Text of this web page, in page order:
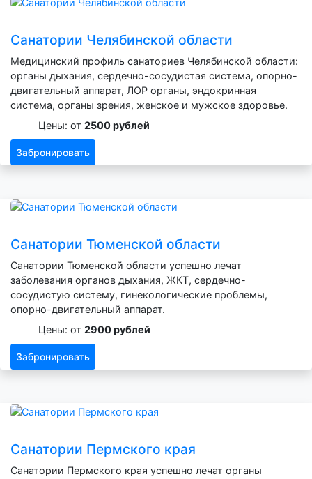
Санатории Челябинской области
Медицинский профиль санаториев Челябинской области:
органы дыхания, сердечно-сосудистая система, опорно-
двигательный аппарат, ЛОР органы, эндокринная
система, органы зрения, женское и мужское здоровье.
Цены: от 2500 рублей
Забронировать
Санатории Тюменской области
Санатории Тюменской области успешно лечат
заболевания органов дыхания, ЖКТ, сердечно-
сосудистую систему, гинекологические проблемы,
опорно-двигательный аппарат.
Цены: от 2900 рублей
Забронировать
Санатории Пермского края
Санатории Пермского края успешно лечат органы